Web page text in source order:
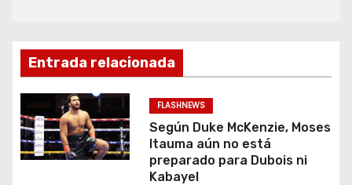
i
ó
n
d
Entrada relacionada
FLASHNEWS
Según Duke McKenzie, Moses
Itauma aún no está
preparado para Dubois ni
Kabayel